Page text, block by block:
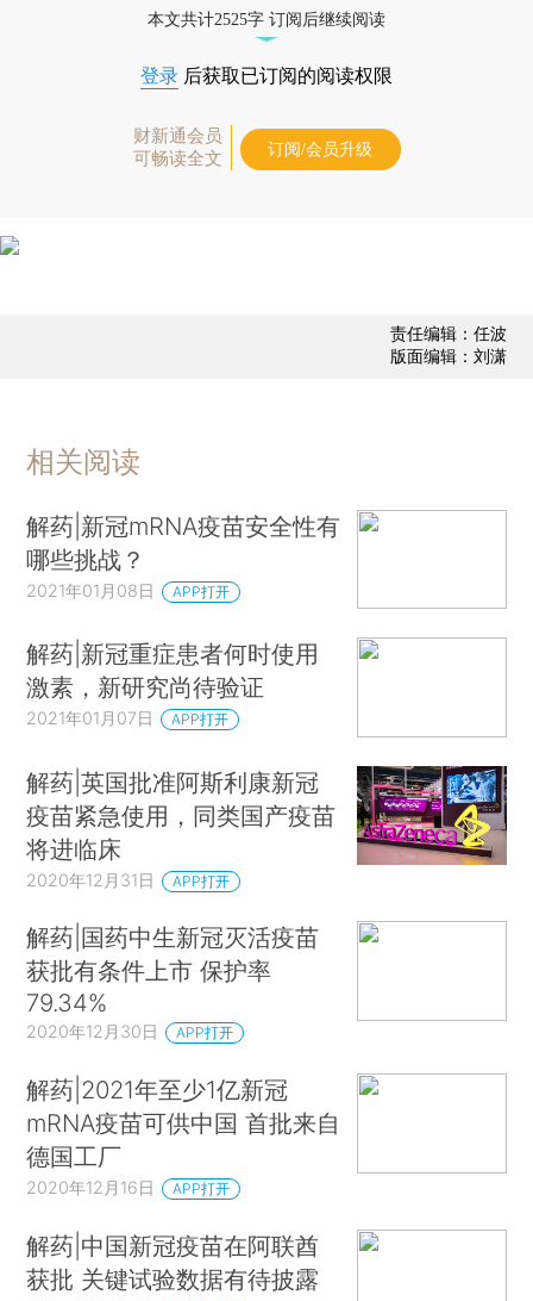
本文共计2525字 订阅后继续阅读
登录 后获取已订阅的阅读权限
财新通会员
可畅读全文
订阅/会员升级
责任编辑：任波
版面编辑：刘潇
相关阅读
解药|新冠mRNA疫苗安全性有
哪些挑战？
2021年01月08日 APP打开
解药|新冠重症患者何时使用
激素，新研究尚待验证
2021年01月07日 APP打开
解药|英国批准阿斯利康新冠
疫苗紧急使用，同类国产疫苗
将进临床
2020年12月31日 APP打开
解药|国药中生新冠灭活疫苗
获批有条件上市 保护率
79.34%
2020年12月30日 APP打开
解药|2021年至少1亿新冠
mRNA疫苗可供中国 首批来自
德国工厂
2020年12月16日 APP打开
解药|中国新冠疫苗在阿联酋
获批 关键试验数据有待披露